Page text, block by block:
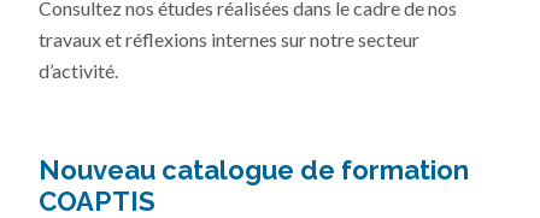
Consultez nos études réalisées dans le cadre de nos
travaux et réflexions internes sur notre secteur
d’activité.
Nouveau catalogue de formation
COAPTIS